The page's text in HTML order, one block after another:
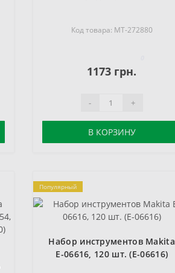
Код товара: MT-272880
1173 грн.
- +
В КОРЗИНУ
Популярный
Набор инструментов Makita
E-06616, 120 шт. (E-06616)